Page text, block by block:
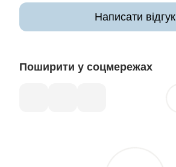
Написати відгук
Поширити у соцмережах